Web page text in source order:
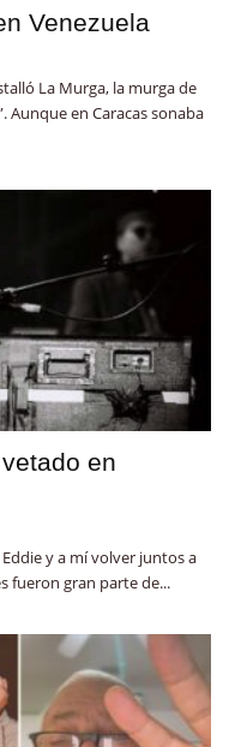
Venezuela
La Murga, la murga de
Aunque en Caracas sonaba
en
Eddie y a mí volver juntos a
fueron gran parte de...